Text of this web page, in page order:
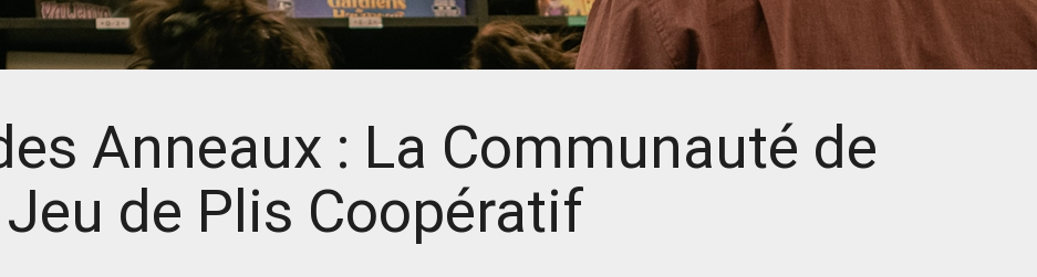
Anneaux : La Communauté de
Jeu de Plis Coopératif